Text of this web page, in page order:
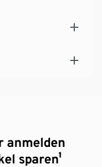
anmelden
sparen¹